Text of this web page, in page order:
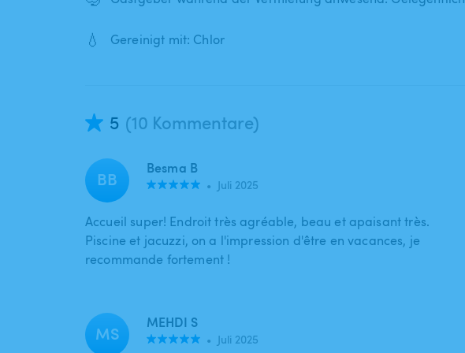
💧 Gereinigt mit: Chlor
5 (10 Kommentare)
BB Besma B
• Juli 2025
Accueil super! Endroit très agréable, beau et apaisant très.
Piscine et jacuzzi, on a l'impression d'être en vacances, je
recommande fortement !
MS MEHDI S
• Juli 2025